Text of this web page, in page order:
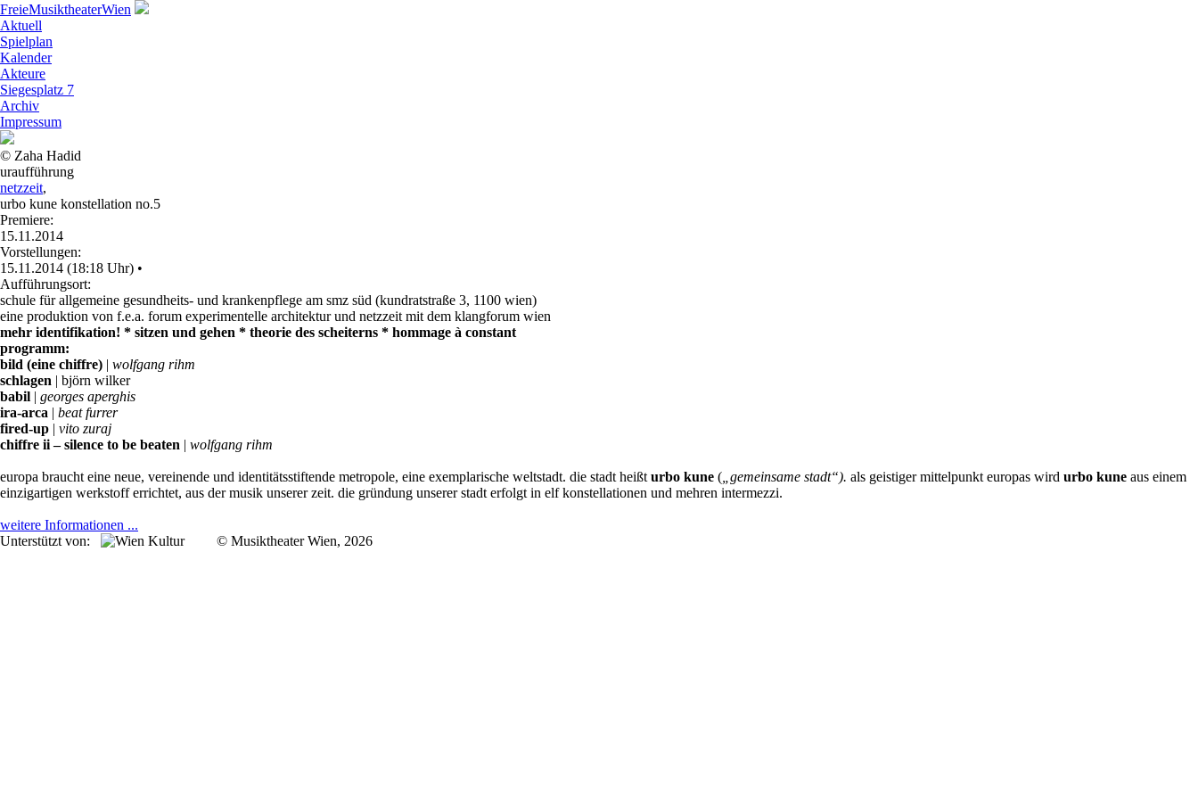
FreieMusiktheaterWien
Aktuell
Spielplan
Kalender
Akteure
Siegesplatz 7
Archiv
Impressum
© Zaha Hadid
uraufführung
netzzeit,
urbo kune konstellation no.5
Premiere:
15.11.2014
Vorstellungen:
15.11.2014 (18:18 Uhr) •
Aufführungsort:
schule für allgemeine gesundheits- und krankenpflege am smz süd (kundratstraße 3, 1100 wien)
eine produktion von f.e.a. forum experimentelle architektur und netzzeit mit dem klangforum wien
mehr identifikation! * sitzen und gehen * theorie des scheiterns * hommage à constant
programm:
bild (eine chiffre) | wolfgang rihm
schlagen | björn wilker
babil | georges aperghis
ira-arca | beat furrer
fired-up | vito zuraj
chiffre ii – silence to be beaten | wolfgang rihm
europa braucht eine neue, vereinende und identitätsstiftende metropole, eine exemplarische weltstadt. die stadt heißt urbo kune ( „gemeinsame stadt“). als geistiger mittelpunkt europas wird urbo kune aus einem
einzigartigen werkstoff errichtet, aus der musik unserer zeit. die gründung unserer stadt erfolgt in elf konstellationen und mehren intermezzi.
weitere Informationen ...
Unterstützt von:
© Musiktheater Wien, 2026